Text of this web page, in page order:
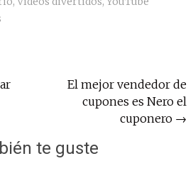
El mejor vendedor de
cupones es Nero el
cuponero →
te guste